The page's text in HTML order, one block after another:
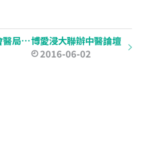
博愛董事局拜會醫局領導博愛浸大聯辦中醫論壇
2016-06-02